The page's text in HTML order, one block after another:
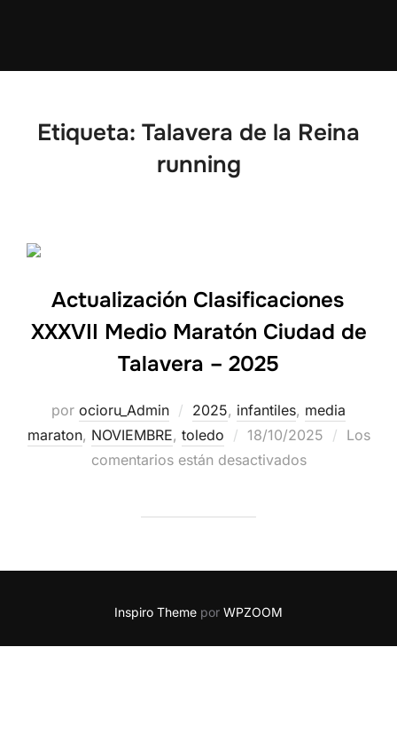
Etiqueta: Talavera de la Reina
running
Actualización Clasificaciones
XXXVII Medio Maratón Ciudad de
Talavera – 2025
por ocioru_Admin 2025, infantiles, media
maraton, NOVIEMBRE, toledo 18/10/2025
Los
comentarios están desactivados
Inspiro Theme por WPZOOM